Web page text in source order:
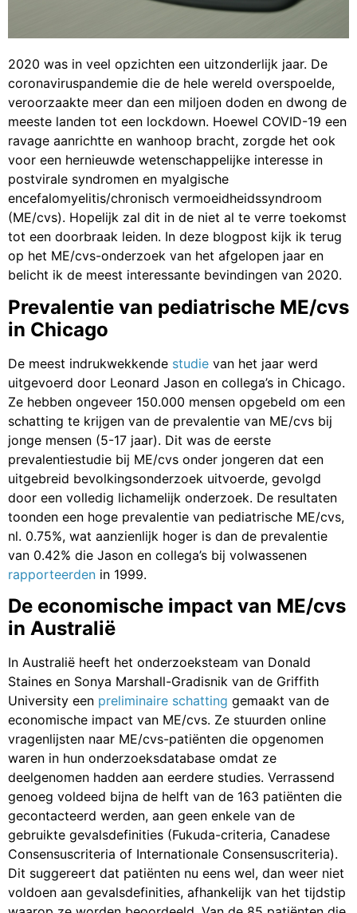
2020 was in veel opzichten een uitzonderlijk jaar. De
coronaviruspandemie die de hele wereld overspoelde,
veroorzaakte meer dan een miljoen doden en dwong de
meeste landen tot een lockdown. Hoewel COVID-19 een
ravage aanrichtte en wanhoop bracht, zorgde het ook
voor een hernieuwde wetenschappelijke interesse in
postvirale syndromen en myalgische
encefalomyelitis/chronisch vermoeidheidssyndroom
(ME/cvs). Hopelijk zal dit in de niet al te verre toekomst
tot een doorbraak leiden. In deze blogpost kijk ik terug
op het ME/cvs-onderzoek van het afgelopen jaar en
belicht ik de meest interessante bevindingen van 2020.
Prevalentie van pediatrische ME/cvs
in Chicago
De meest indrukwekkende studie van het jaar werd
uitgevoerd door Leonard Jason en collega’s in Chicago.
Ze hebben ongeveer 150.000 mensen opgebeld om een
schatting te krijgen van de prevalentie van ME/cvs bij
jonge mensen (5-17 jaar). Dit was de eerste
prevalentiestudie bij ME/cvs onder jongeren dat een
uitgebreid bevolkingsonderzoek uitvoerde, gevolgd
door een volledig lichamelijk onderzoek. De resultaten
toonden een hoge prevalentie van pediatrische ME/cvs,
nl. 0.75%, wat aanzienlijk hoger is dan de prevalentie
van 0.42% die Jason en collega’s bij volwassenen
rapporteerden in 1999.
De economische impact van ME/cvs
in Australië
In Australië heeft het onderzoeksteam van Donald
Staines en Sonya Marshall-Gradisnik van de Griffith
University een preliminaire schatting gemaakt van de
economische impact van ME/cvs. Ze stuurden online
vragenlijsten naar ME/cvs-patiënten die opgenomen
waren in hun onderzoeksdatabase omdat ze
deelgenomen hadden aan eerdere studies. Verrassend
genoeg voldeed bijna de helft van de 163 patiënten die
gecontacteerd werden, aan geen enkele van de
gebruikte gevalsdefinities (Fukuda-criteria, Canadese
Consensuscriteria of Internationale Consensuscriteria).
Dit suggereert dat patiënten nu eens wel, dan weer niet
voldoen aan gevalsdefinities, afhankelijk van het tijdstip